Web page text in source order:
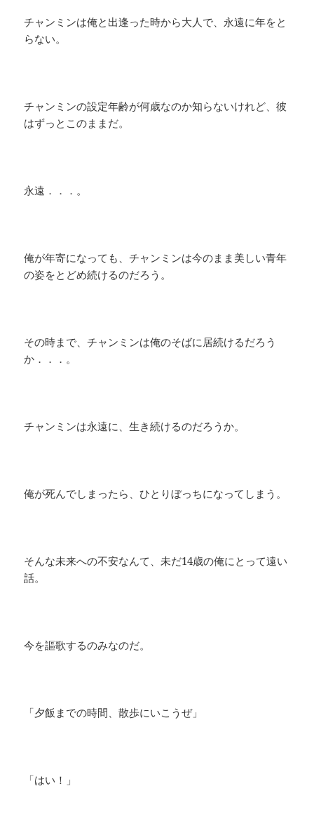
チャンミンは俺と出逢った時から大人で、永遠に年をと
らない。
チャンミンの設定年齢が何歳なのか知らないけれど、彼
はずっとこのままだ。
永遠．．．。
俺が年寄になっても、チャンミンは今のまま美しい青年
の姿をとどめ続けるのだろう。
その時まで、チャンミンは俺のそばに居続けるだろう
か．．．。
チャンミンは永遠に、生き続けるのだろうか。
俺が死んでしまったら、ひとりぼっちになってしまう。
そんな未来への不安なんて、未だ14歳の俺にとって遠い
話。
今を謳歌するのみなのだ。
「夕飯までの時間、散歩にいこうぜ」
「はい！」